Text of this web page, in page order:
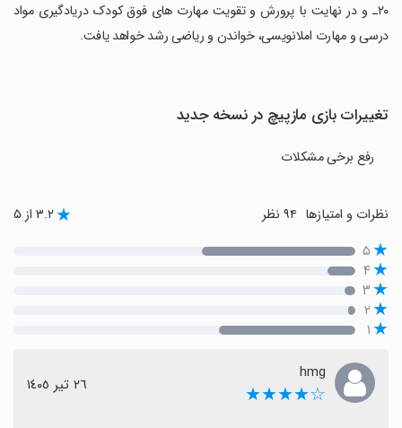
‏۲۰ـ و در نهایت با پرورش و تقویت مهارت های فوق کودک دریادگیری مواد
درسی و مهارت املانویسی، خواندن و ریاضی رشد خواهد یافت.
تغییرات بازی مازپیچ در نسخه جدید
رفع برخی مشکلات
نظرات و امتیازها ۳.۲ از ۵
۵
۴
۳
۲
۱
hmg
☆★★★★ ٢٦ تیر ١٤٠٥